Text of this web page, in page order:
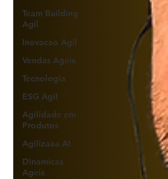
Team Building
Agil
Inovacao Agil
Vendas Ageis
Tecnologia
ESG Agil
Agilidade em
Produtos
Agilizaaa AI
Dinamicas
Ageis